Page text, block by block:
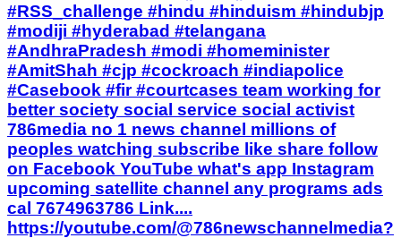
#RSS_challenge #hindu #hinduism #hindubjp
#modiji #hyderabad #telangana
#AndhraPradesh #modi #homeminister
#AmitShah #cjp #cockroach #indiapolice
#Casebook #fir #courtcases team working for
better society social service social activist
786media no 1 news channel millions of
peoples watching subscribe like share follow
on Facebook YouTube what's app Instagram
upcoming satellite channel any programs ads
cal 7674963786 Link....
https://youtube.com/@786newschannelmedia?